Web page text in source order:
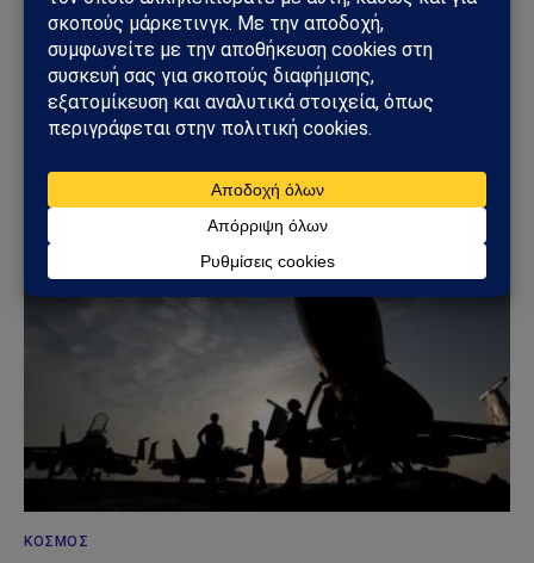
ΚΌΣΜΟΣ
Ουκρανικά drones έπληξαν τη Wildberries: Στόχος
ΚΌΣΜΟΣ